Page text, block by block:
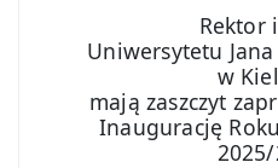
Rektor
Uniwersytetu
w
mają zaszczyt
Inaugurację